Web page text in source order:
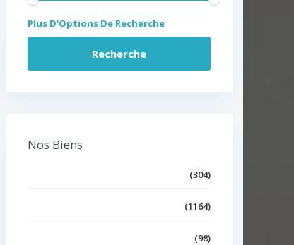
Plus D'Options De Recherche
Recherche
Nos Biens
(304)
(1164)
(98)